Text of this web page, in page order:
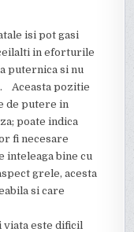
isi pot gasi
in eforturile
puternica si nu
Aceasta pozitie
de putere in
poate indica
fi necesare
inteleaga bine cu
grele, acesta
si care
viata este dificil